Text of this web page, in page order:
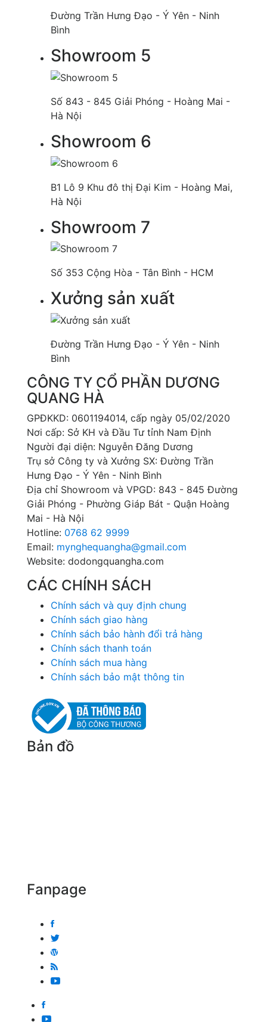
Đường Trần Hưng Đạo - Ý Yên - Ninh
Bình
Showroom 5
Số 843 - 845 Giải Phóng - Hoàng Mai -
Hà Nội
Showroom 6
B1 Lô 9 Khu đô thị Đại Kim - Hoàng Mai,
Hà Nội
Showroom 7
Số 353 Cộng Hòa - Tân Bình - HCM
Xưởng sản xuất
Đường Trần Hưng Đạo - Ý Yên - Ninh
Bình
CÔNG TY CỔ PHẦN DƯƠNG
QUANG HÀ
GPĐKKD: 0601194014, cấp ngày 05/02/2020
Nơi cấp: Sở KH và Đầu Tư tỉnh Nam Định
Người đại diện: Nguyễn Đăng Dương
Trụ sở Công ty và Xưởng SX: Đường Trần
Hưng Đạo - Ý Yên - Ninh Bình
Địa chỉ Showroom và VPGD: 843 - 845 Đường
Giải Phóng - Phường Giáp Bát - Quận Hoàng
Mai - Hà Nội
Hotline: 0768 62 9999
Email: mynghequangha@gmail.com
Website: dodongquangha.com
CÁC CHÍNH SÁCH
Chính sách và quy định chung
Chính sách giao hàng
Chính sách bảo hành đổi trả hàng
Chính sách thanh toán
Chính sách mua hàng
Chính sách bảo mật thông tin
Bản đồ
Fanpage